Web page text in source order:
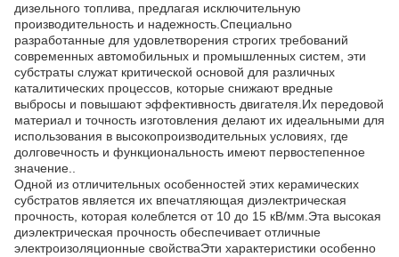
дизельного топлива, предлагая исключительную
производительность и надежность.Специально
разработанные для удовлетворения строгих требований
современных автомобильных и промышленных систем, эти
субстраты служат критической основой для различных
каталитических процессов, которые снижают вредные
выбросы и повышают эффективность двигателя.Их передовой
материал и точность изготовления делают их идеальными для
использования в высокопроизводительных условиях, где
долговечность и функциональность имеют первостепенное
значение..
Одной из отличительных особенностей этих керамических
субстратов является их впечатляющая диэлектрическая
прочность, которая колеблется от 10 до 15 кВ/мм.Эта высокая
диэлектрическая прочность обеспечивает отличные
электроизоляционные свойстваЭти характеристики особенно